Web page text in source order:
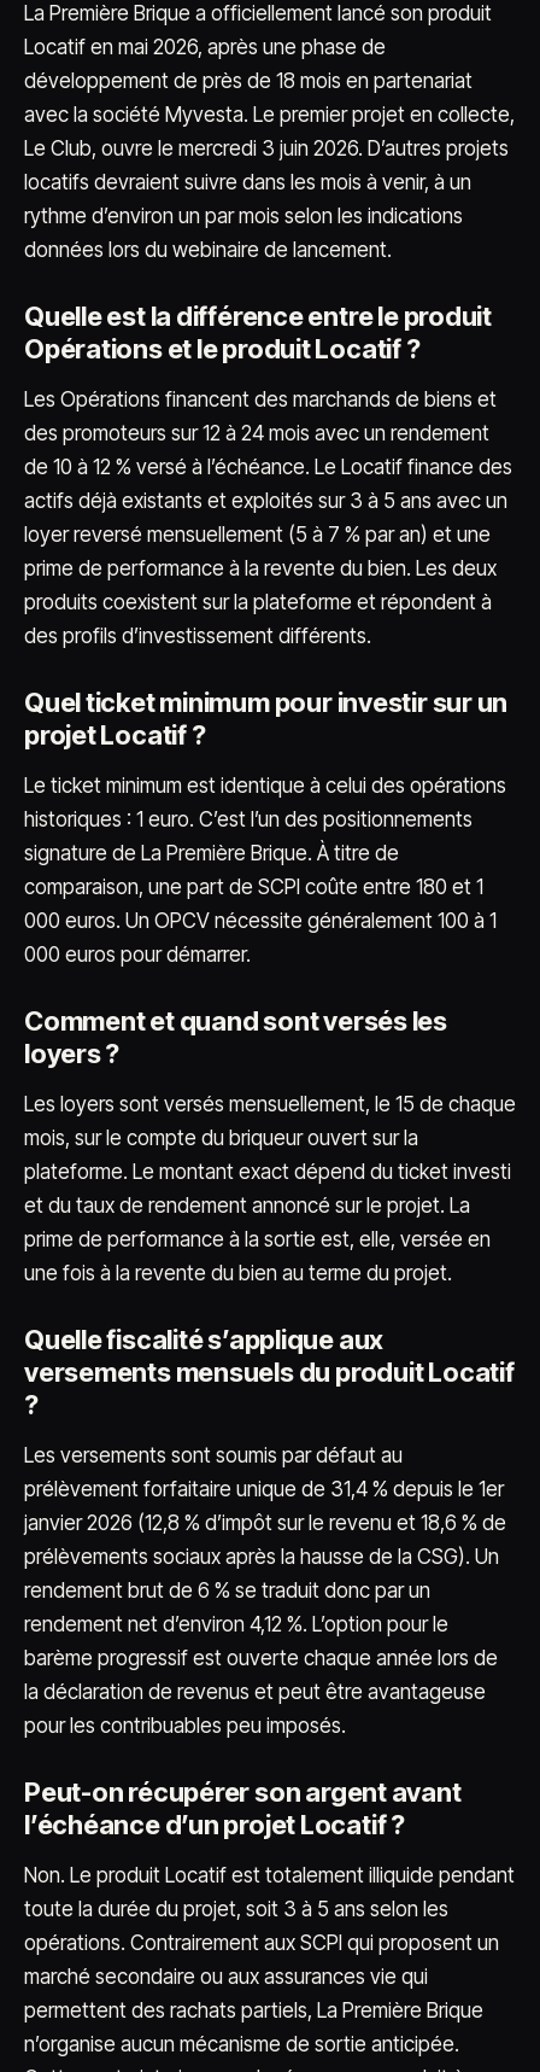
La Première Brique a officiellement lancé son produit
Locatif en mai 2026, après une phase de
développement de près de 18 mois en partenariat
avec la société Myvesta. Le premier projet en collecte,
Le Club, ouvre le mercredi 3 juin 2026. D’autres projets
locatifs devraient suivre dans les mois à venir, à un
rythme d’environ un par mois selon les indications
données lors du webinaire de lancement.
Quelle est la différence entre le produit
Opérations et le produit Locatif ?
Les Opérations financent des marchands de biens et
des promoteurs sur 12 à 24 mois avec un rendement
de 10 à 12 % versé à l’échéance. Le Locatif finance des
actifs déjà existants et exploités sur 3 à 5 ans avec un
loyer reversé mensuellement (5 à 7 % par an) et une
prime de performance à la revente du bien. Les deux
produits coexistent sur la plateforme et répondent à
des profils d’investissement différents.
Quel ticket minimum pour investir sur un
projet Locatif ?
Le ticket minimum est identique à celui des opérations
historiques : 1 euro. C’est l’un des positionnements
signature de La Première Brique. À titre de
comparaison, une part de SCPI coûte entre 180 et 1
000 euros. Un OPCV nécessite généralement 100 à 1
000 euros pour démarrer.
Comment et quand sont versés les
loyers ?
Les loyers sont versés mensuellement, le 15 de chaque
mois, sur le compte du briqueur ouvert sur la
plateforme. Le montant exact dépend du ticket investi
et du taux de rendement annoncé sur le projet. La
prime de performance à la sortie est, elle, versée en
une fois à la revente du bien au terme du projet.
Quelle fiscalité s’applique aux
versements mensuels du produit Locatif
?
Les versements sont soumis par défaut au
prélèvement forfaitaire unique de 31,4 % depuis le 1er
janvier 2026 (12,8 % d’impôt sur le revenu et 18,6 % de
prélèvements sociaux après la hausse de la CSG). Un
rendement brut de 6 % se traduit donc par un
rendement net d’environ 4,12 %. L’option pour le
barème progressif est ouverte chaque année lors de
la déclaration de revenus et peut être avantageuse
pour les contribuables peu imposés.
Peut-on récupérer son argent avant
l’échéance d’un projet Locatif ?
Non. Le produit Locatif est totalement illiquide pendant
toute la durée du projet, soit 3 à 5 ans selon les
opérations. Contrairement aux SCPI qui proposent un
marché secondaire ou aux assurances vie qui
permettent des rachats partiels, La Première Brique
n’organise aucun mécanisme de sortie anticipée.